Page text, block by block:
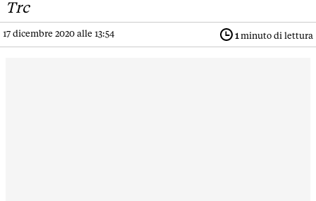
Trc
17 dicembre 2020 alle 13:54 1 minuto di lettura